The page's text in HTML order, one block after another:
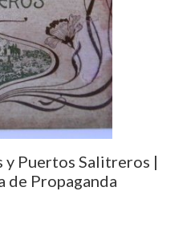
y Puertos Salitreros |
de Propaganda